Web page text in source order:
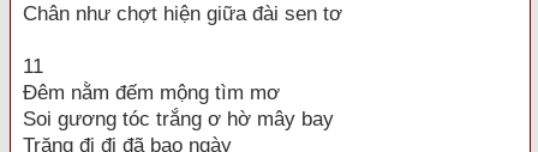
Chân như chợt hiện giữa đài sen tơ
11
Đêm nằm đếm mộng tìm mơ
Soi gương tóc trắng ơ hờ mây bay
Trăng đi đi đã bao ngày